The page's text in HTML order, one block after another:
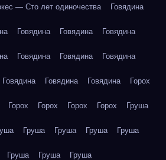
— Сто лет одиночества Говядина
Говядина Говядина Говядина
Говядина Говядина Говядина
Говядина Говядина Говядина Горох
Горох Горох Горох Горох Груша
Груша Груша Груша Груша
Груша Груша Груша